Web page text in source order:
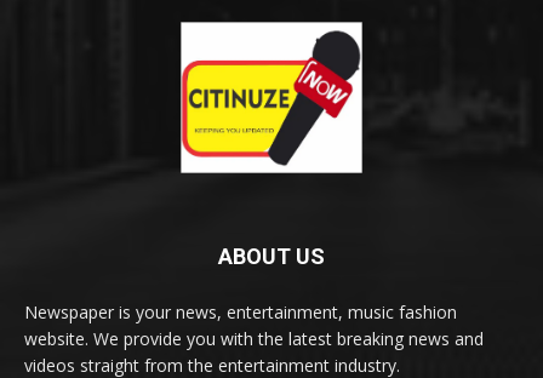
ABOUT US
Newspaper is your news, entertainment, music fashion
website. We provide you with the latest breaking news and
videos straight from the entertainment industry.